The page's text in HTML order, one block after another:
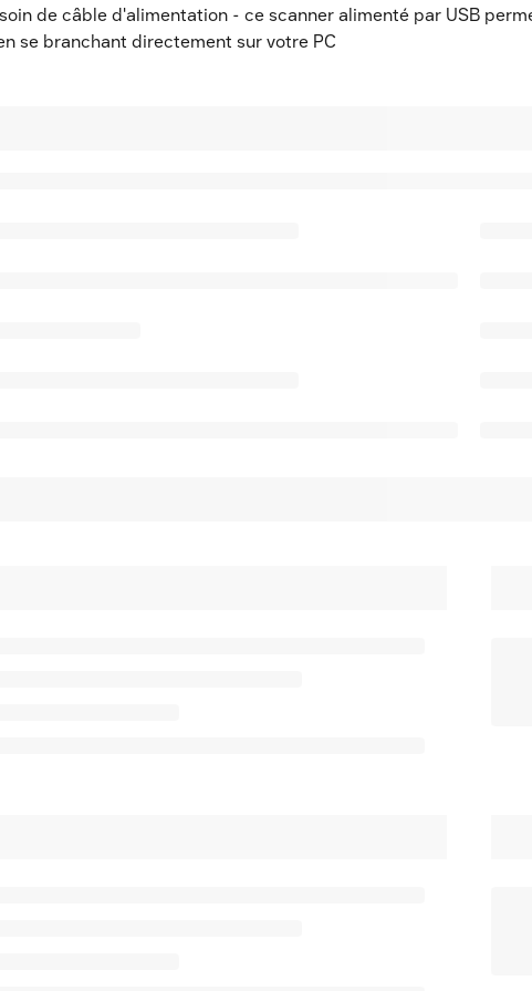
de câble d'alimentation - ce scanner alimenté par USB
se branchant directement sur votre PC